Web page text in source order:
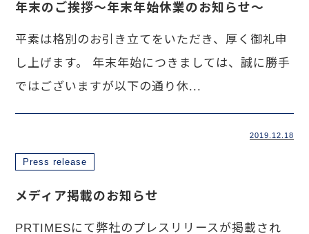
年末のご挨拶～年末年始休業のお知らせ～
平素は格別のお引き立てをいただき、厚く御礼申
し上げます。 年末年始につきましては、誠に勝手
ではございますが以下の通り休...
2019.12.18
Press release
メディア掲載のお知らせ
PRTIMESにて弊社のプレスリリースが掲載され